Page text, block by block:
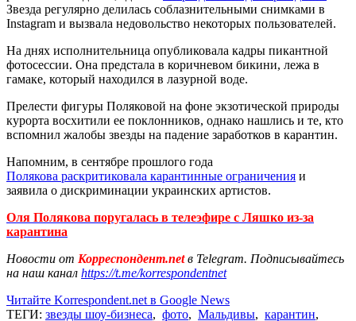
Звезда регулярно делилась соблазнительными снимками в
Instagram и вызвала недовольство некоторых пользователей.
На днях исполнительница опубликовала кадры пикантной
фотосессии. Она предстала в коричневом бикини, лежа в
гамаке, который находился в лазурной воде.
Прелести фигуры Поляковой на фоне экзотической природы
курорта восхитили ее поклонников, однако нашлись и те, кто
вспомнил жалобы звезды на падение заработков в карантин.
Напомним, в сентябре прошлого года
Полякова раскритиковала карантинные ограничения и
заявила о дискриминации украинских артистов.
Оля Полякова поругалась в телеэфире с Ляшко из-за
карантина
Новости от Корреспондент.netв Telegram. Подписывайтесь
на наш канал https://t.me/korrespondentnet
Читайте Korrespondent.net в Google News
ТЕГИ: звезды шоу-бизнеса, фото, Мальдивы, карантин,